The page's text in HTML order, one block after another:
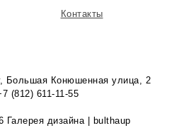
Контакты
Большая Конюшенная улица, 2
(812) 611-11-55
дизайна | bulthaup